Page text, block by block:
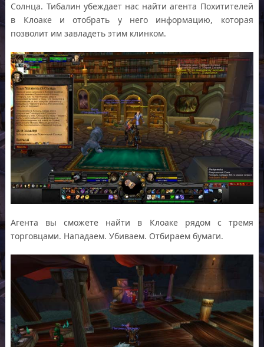
Солнца. Тибалин убеждает нас найти агента Похитителей
в Клоаке и отобрать у него информацию, которая
позволит им завладеть этим клинком.
Агента вы сможете найти в Клоаке рядом с тремя
торговцами. Нападаем. Убиваем. Отбираем бумаги.